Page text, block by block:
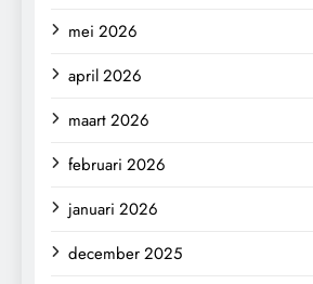
mei 2026
april 2026
maart 2026
februari 2026
januari 2026
december 2025